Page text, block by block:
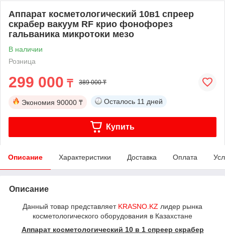
Аппарат косметологический 10в1 спреер
скрабер вакуум RF крио фонофорез
гальваника микротоки мезо
В наличии
Розница
299 000 ₸ 389 000 ₸
Экономия 90000 ₸ Осталось 11 дней
Купить
Описание Характеристики Доставка Оплата
Описание
Данный товар представляет KRASNO.KZ лидер рынка
косметологического оборудования в Казахстане
Аппарат косметологический 10 в 1 спреер скрабер